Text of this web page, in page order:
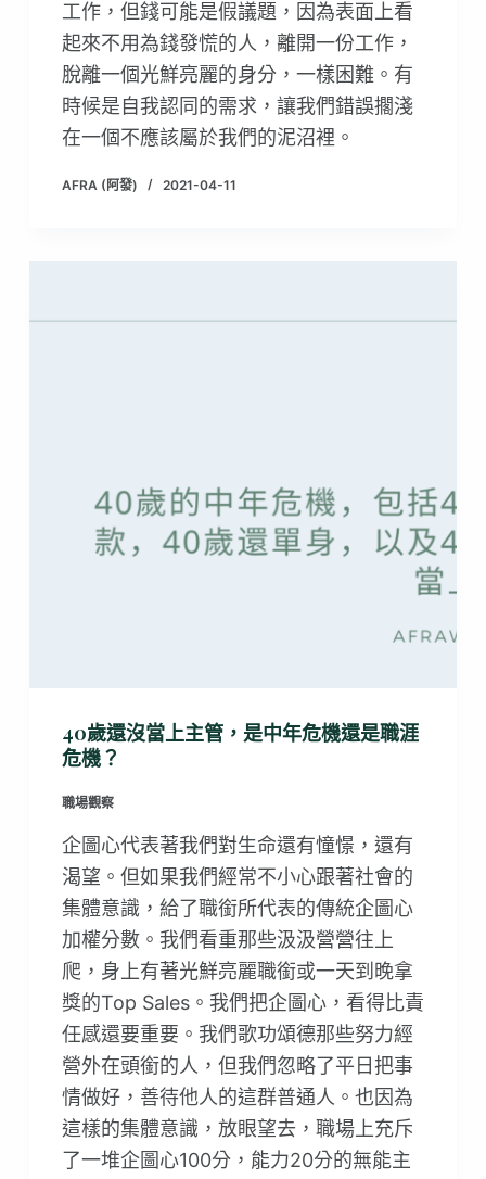
工作，但錢可能是假議題，因為表面上看
起來不用為錢發慌的人，離開一份工作，
脫離一個光鮮亮麗的身分，一樣困難。有
時候是自我認同的需求，讓我們錯誤擱淺
在一個不應該屬於我們的泥沼裡。
AFRA (阿發) 2021-04-11
40歲還沒當上主管，是中年危機還是職涯
危機？
職場觀察
企圖心代表著我們對生命還有憧憬，還有
渴望。但如果我們經常不小心跟著社會的
集體意識，給了職銜所代表的傳統企圖心
加權分數。我們看重那些汲汲營營往上
爬，身上有著光鮮亮麗職銜或一天到晚拿
獎的Top Sales。我們把企圖心，看得比責
任感還要重要。我們歌功頌德那些努力經
營外在頭銜的人，但我們忽略了平日把事
情做好，善待他人的這群普通人。也因為
這樣的集體意識，放眼望去，職場上充斥
了一堆企圖心100分，能力20分的無能主